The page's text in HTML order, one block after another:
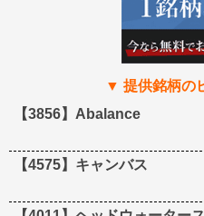
【3856】Abalance
【4575】キャンバス